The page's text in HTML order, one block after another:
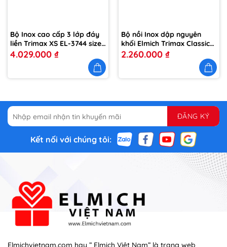
Bộ Inox cao cấp 3 lớp đáy
liền Trimax XS EL-3744 size
18, 20, 24, chảo 26cm
4.029.000 ₫
Bộ nồi Inox dập nguyên
khối Elmich Trimax Classic
EL-2113OL Size 18, 20 chảo
2.260.000 ₫
Kết nối với chúng tôi:
Elmichvietnam.com hay ” Elmich Việt Nam” là trang web